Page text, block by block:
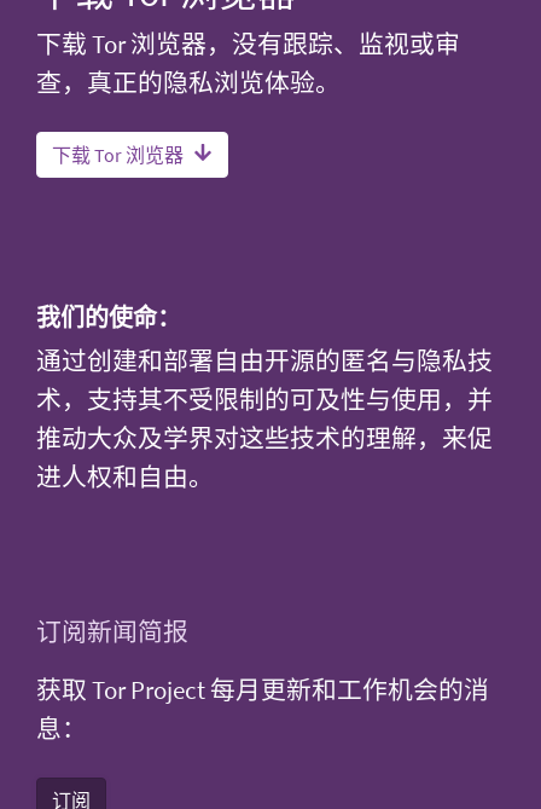
下载 Tor 浏览器，没有跟踪、监视或审
查，真正的隐私浏览体验。
下载 Tor 浏览器
我们的使命：
通过创建和部署自由开源的匿名与隐私技
术，支持其不受限制的可及性与使用，并
推动大众及学界对这些技术的理解，来促
进人权和自由。
订阅新闻简报
获取 Tor Project 每月更新和工作机会的消
息：
订阅